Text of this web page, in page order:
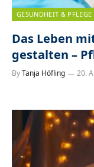
GESUNDHEIT & PFLEGE
Das Leben
gestalten –
ByTanja Höfling 20.